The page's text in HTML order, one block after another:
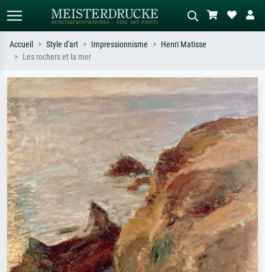
Recherchez par artiste, titre ou style –
ex. Monet, Nuit étoilée,
impressionnisme, vague de Hokusai,
Décrivez la scène – ex. prairie verte,
abstrait avec beaucoup de rouge,
tableau sombre, nu debout près d'un
arbre.
Accueil Style d'art Impressionnisme
Henri Matisse
Les rochers et la mer